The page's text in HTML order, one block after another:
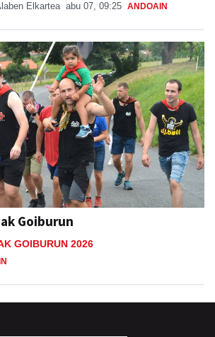
Elkartea abu 07, 09:25 ANDOAIN
Goiburun
GOIBURUN 2026